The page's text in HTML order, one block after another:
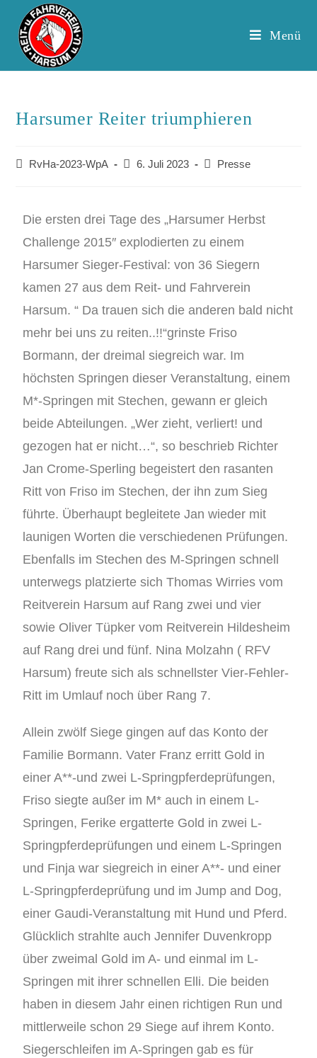
Menü
Harsumer Reiter triumphieren
RvHa-2023-WpA 6. Juli 2023 Presse
Die ersten drei Tage des „Harsumer Herbst
Challenge 2015″ explodierten zu einem
Harsumer Sieger-Festival: von 36 Siegern
kamen 27 aus dem Reit- und Fahrverein
Harsum. “ Da trauen sich die anderen bald nicht
mehr bei uns zu reiten..!!“grinste Friso
Bormann, der dreimal siegreich war. Im
höchsten Springen dieser Veranstaltung, einem
M*-Springen mit Stechen, gewann er gleich
beide Abteilungen. „Wer zieht, verliert! und
gezogen hat er nicht…“, so beschrieb Richter
Jan Crome-Sperling begeistert den rasanten
Ritt von Friso im Stechen, der ihn zum Sieg
führte. Überhaupt begleitete Jan wieder mit
launigen Worten die verschiedenen Prüfungen.
Ebenfalls im Stechen des M-Springen schnell
unterwegs platzierte sich Thomas Wirries vom
Reitverein Harsum auf Rang zwei und vier
sowie Oliver Tüpker vom Reitverein Hildesheim
auf Rang drei und fünf. Nina Molzahn ( RFV
Harsum) freute sich als schnellster Vier-Fehler-
Ritt im Umlauf noch über Rang 7.
Allein zwölf Siege gingen auf das Konto der
Familie Bormann. Vater Franz erritt Gold in
einer A**-und zwei L-Springpferdeprüfungen,
Friso siegte außer im M* auch in einem L-
Springen, Ferike ergatterte Gold in zwei L-
Springpferdeprüfungen und einem L-Springen
und Finja war siegreich in einer A**- und einer
L-Springpferdeprüfung und im Jump and Dog,
einer Gaudi-Veranstaltung mit Hund und Pferd.
Glücklich strahlte auch Jennifer Duvenkropp
über zweimal Gold im A- und einmal im L-
Springen mit ihrer schnellen Elli. Die beiden
haben in diesem Jahr einen richtigen Run und
mittlerweile schon 29 Siege auf ihrem Konto.
Siegerschleifen im A-Springen gab es für